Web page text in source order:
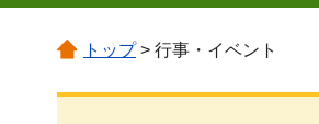
トップ> 行事・イベント